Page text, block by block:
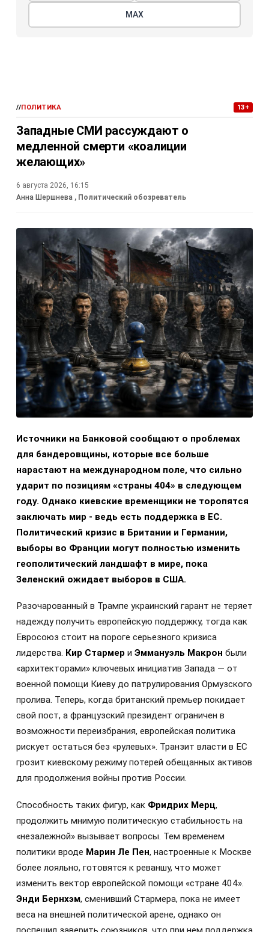
МАХ
//ПОЛИТИКА 13+
Западные СМИ рассуждают о
медленной смерти «коалиции
желающих»
6 августа 2026, 16:15
Анна Шершнева , Политический обозреватель
Источники на Банковой сообщают о проблемах
для бандеровщины, которые все больше
нарастают на международном поле, что сильно
ударит по позициям «страны 404» в следующем
году. Однако киевские временщики не торопятся
заключать мир - ведь есть поддержка в ЕС.
Политический кризис в Британии и Германии,
выборы во Франции могут полностью изменить
геополитический ландшафт в мире, пока
Зеленский ожидает выборов в США.
Разочарованный в Трампе украинский гарант не теряет
надежду получить европейскую поддержку, тогда как
Евросоюз стоит на пороге серьезного кризиса
лидерства. Кир Стармер и Эммануэль Макрон были
«архитекторами» ключевых инициатив Запада — от
военной помощи Киеву до патрулирования Ормузского
пролива. Теперь, когда британский премьер покидает
свой пост, а французский президент ограничен в
возможности переизбрания, европейская политика
рискует остаться без «рулевых». Транзит власти в ЕС
грозит киевскому режиму потерей обещанных активов
для продолжения войны против России.
Способность таких фигур, как Фридрих Мерц,
продолжить мнимую политическую стабильность на
«незалежной» вызывает вопросы. Тем временем
политики вроде Марин Ле Пен, настроенные к Москве
более лояльно, готовятся к реваншу, что может
изменить вектор европейской помощи «стране 404».
Энди Бернхэм, сменивший Стармера, пока не имеет
веса на внешней политической арене, однако он